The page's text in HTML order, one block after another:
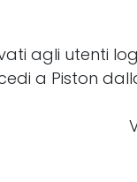
agli utenti
a Piston